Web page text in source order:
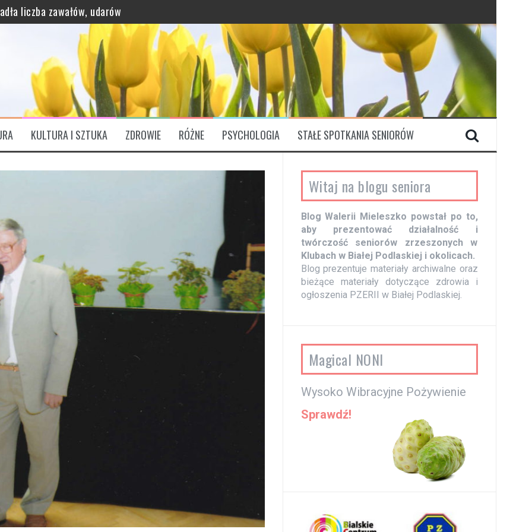
liczba zawałów, udarów
bogaty profil odżywczy
„Są Świętym Graalem”
KULTURA I SZTUKA ZDROWIE RÓŻNE PSYCHOLOGIA STAŁE SPOTKANIA SENIORÓW
Witaj na blogu seniora
Blog Walerii Mieleszko powstał po to,
aby prezentować działalność i
twórczość seniorów zrzeszonych w
Klubach w Białej Podlaskiej i okolicach.
Blog prezentuje materiały archiwalne oraz
bieżące materiały dotyczące zdrowia i
ogłoszenia PZERII w Białej Podlaskiej.
Magical NONI
Wysoko Wibracyjne Pożywienie
Sprawdź!